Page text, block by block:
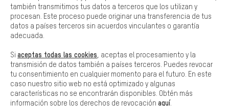
Todos los precios indicados son en euros e sin MwSt, más
gastos de envío aEstados Unidos.
Básica
Las cookies básicas aseguran que puedas usar nuestro sitio web.
también transmitimos tus datos a terceros que los utilizan y
procesan. Este proceso puede originar una transferencia de tus
datos a países terceros sin acuerdos vinculantes o garantía
adecuada.
Si aceptas todas las cookies , aceptas el procesamiento y la
transmisión de datos también a países terceros. Puedes revocar
tu consentimiento en cualquier momento para el futuro. En este
caso nuestro sitio web no está optimizado y algunas
características no se encontrarán disponibles. Obtén más
información sobre los derechos de revocación aquí.